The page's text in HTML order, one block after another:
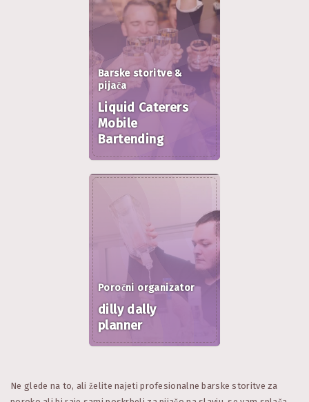
Barske storitve &
pijača
Liquid Caterers
Mobile
Bartending
Poročni organizator
dilly dally
planner
Ne glede na to, ali želite najeti profesionalne barske storitve za